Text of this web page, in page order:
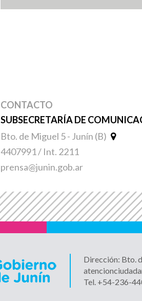
CONTACTO
SUBSECRETARÍA DE
Bto. de Miguel 5 - Junín (B)
4407991 / Int. 2211
prensa@junin.gob.ar
Dirección: Bto.
Tel. +54-236-